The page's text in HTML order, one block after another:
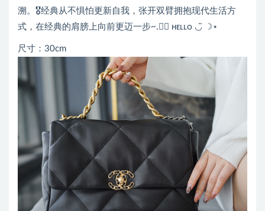
溯。🎖经典从不惧怕更新自我，张开双臂拥抱现代生活方
式，在经典的肩膀上向前更迈一步~.♡⃝ ʜᴇʟʟᴏ ◡̈ ☽⋆
尺寸：30cm